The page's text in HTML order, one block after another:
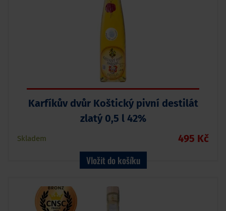
Karfíkův dvůr Koštický pivní destilát
zlatý 0,5 l 42%
Skladem 495 Kč
Vložit do košíku